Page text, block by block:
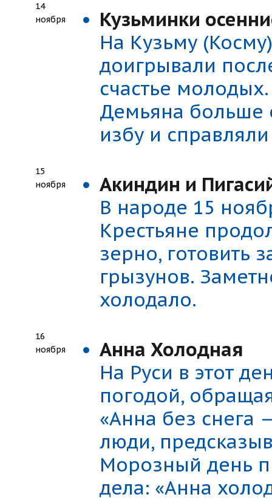
14
ноября
Кузьминки
На Кузьму
доигрывали
счастье
Демьяна больше
избу и
15
ноября
Акиндин и
В народе 15
Крестьяне
зерно, готовить
грызунов.
холодало.
16
ноября
Анна Холодная
На Руси в этот
погодой,
«Анна без снега
люди,
Морозный день
дела: «Анна